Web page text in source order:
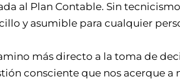
al Plan Contable. Sin
y asumible para cualquier
más directo a la toma de
consciente que nos acerque